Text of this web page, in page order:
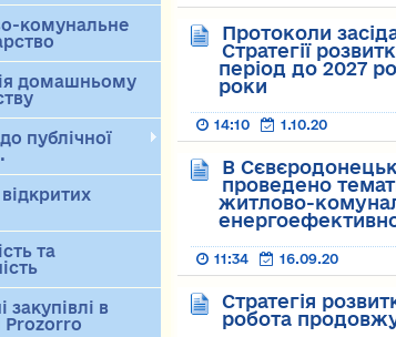
комунальне
домашньому
публічної
та
закупівлі в
Prozorro
Протоколи
Стратегії
період до 2027
роки
14:10 1.10.20
В
проведено
житлово-
11:34 16.09.20
Стратегія
робота